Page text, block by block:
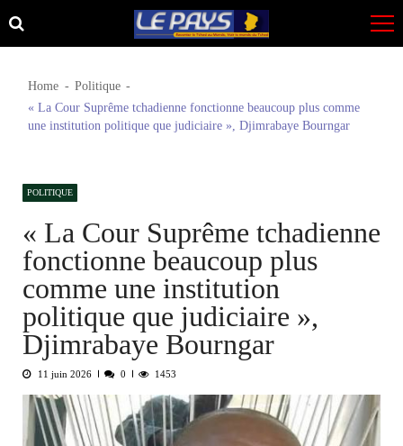
Skip
to
Skip
to
Home
Politique
« La Cour Suprême tchadienne fonctionne beaucoup plus comme
une institution politique que judiciaire », Djimrabaye Bourngar
POLITIQUE
« La Cour Suprême tchadienne
fonctionne beaucoup plus
comme une institution
politique que judiciaire »,
Djimrabaye Bourngar
11 juin 2026 0 1453